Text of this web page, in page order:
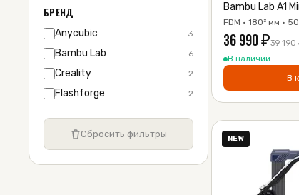
БРЕНД
Anycubic 3
Bambu Lab 6
Creality 2
Flashforge 2
Сбросить фильтры
Bambu Lab A1
FDM · 180³ мм ·
36 990₽39 190
В наличии
В
NEW